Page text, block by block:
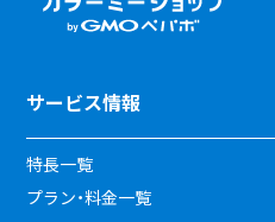
サービス情報
特長一覧
プラン・料金一覧